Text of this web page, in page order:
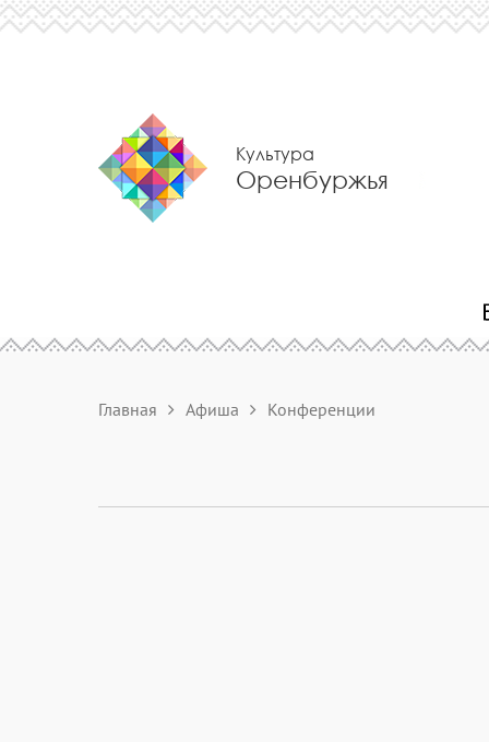
Культура
Оренбуржья
Главная Афиша Конференции